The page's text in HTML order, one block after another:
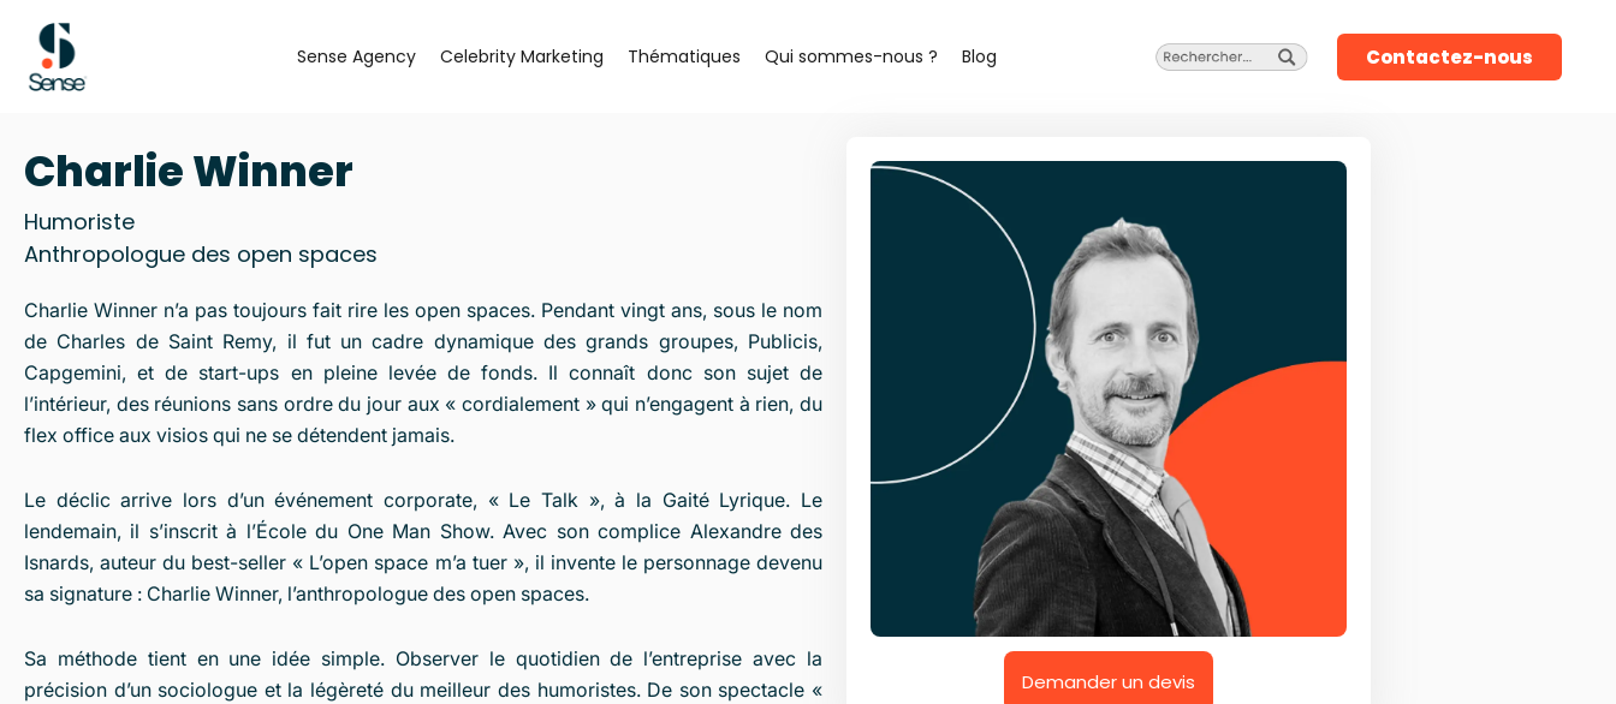
contenu
Sense Agency Celebrity Marketing Thématiques Qui sommes-nous ? Blog Contactez-nous
Charlie Winner
Humoriste
Anthropologue des open spaces
Charlie Winner n’a pas toujours fait rire les open spaces. Pendant vingt ans, sous le nom
de Charles de Saint Remy, il fut un cadre dynamique des grands groupes, Publicis,
Capgemini, et de start-ups en pleine levée de fonds. Il connaît donc son sujet de
l’intérieur, des réunions sans ordre du jour aux « cordialement » qui n’engagent à rien, du
flex office aux visios qui ne se détendent jamais.
Le déclic arrive lors d’un événement corporate, « Le Talk », à la Gaité Lyrique. Le
lendemain, il s’inscrit à l’École du One Man Show. Avec son complice Alexandre des
Isnards, auteur du best-seller « L’open space m’a tuer », il invente le personnage devenu
sa signature : Charlie Winner, l’anthropologue des open spaces.
Sa méthode tient en une idée simple. Observer le quotidien de l’entreprise avec la
précision d’un sociologue et la légèreté du meilleur des humoristes. De son spectacle «
Demander un devis